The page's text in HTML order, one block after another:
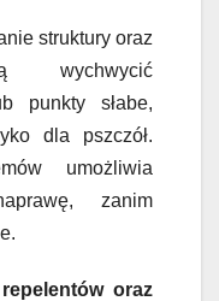
struktury oraz
wychwycić
punkty słabe,
dla pszczół.
umożliwia
zanim
oraz